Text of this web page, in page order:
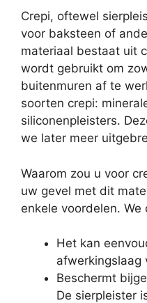
Crepi, oftewel
voor baksteen of
materiaal bestaat uit
wordt gebruikt om
buitenmuren af te
soorten crepi:
siliconenpleisters.
we later meer
Waarom zou u voor
uw gevel met dit
enkele voordelen. We
Het kan
afwerkingslaag
Beschermt
De sierpleister